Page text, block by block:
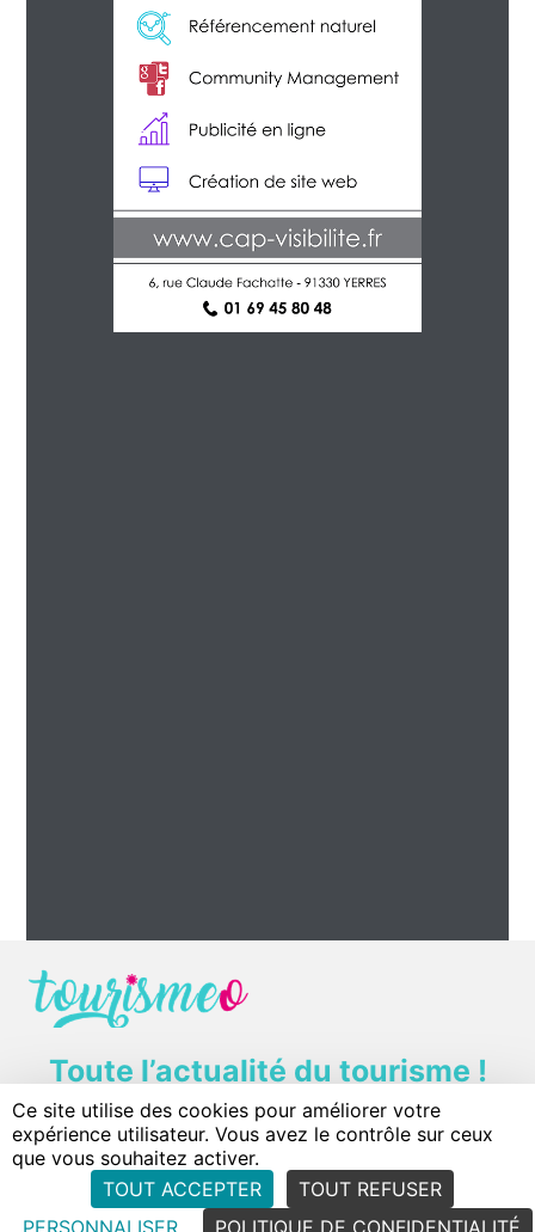
Toute l’actualité du tourisme !
ContactPlan du site Mentions légales
Politique de confidentialité
Ce site utilise des cookies pour améliorer votre
expérience utilisateur. Vous avez le contrôle sur ceux
que vous souhaitez activer.
TOUT ACCEPTER
TOUT REFUSER
PERSONNALISER
POLITIQUE DE CONFIDENTIALITÉ